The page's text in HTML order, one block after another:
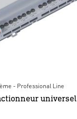
- Professional Line
universel